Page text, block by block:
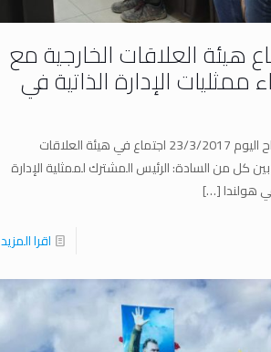
هيئة العلاقات الخارجية مع
ممثليات الإدارة الذاتية في
عُقد صباح اليوم 23/3/2017 اجتماع في هيئة العلاقات
بين كل من السادة: الرئيس المشترك لممثلية الإدارة
هولندا[…]
اقرا المزيد